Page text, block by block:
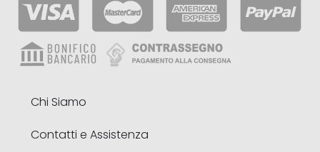
Chi Siamo
Contatti e Assistenza